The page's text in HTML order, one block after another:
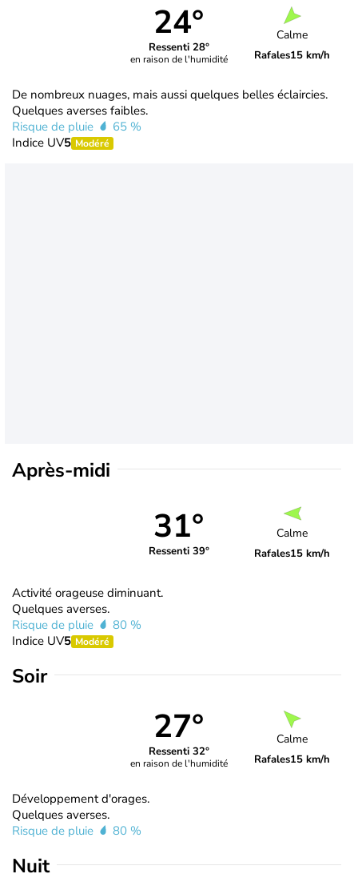
24°
Ressenti 28°
en raison de l'humidité
Calme
Rafales15 km/h
De nombreux nuages, mais aussi quelques belles éclaircies.
Quelques averses faibles.
Risque de pluie
65 %
Indice UV5 Modéré
Après-midi
31°
Ressenti 39°
Calme
Rafales15 km/h
Activité orageuse diminuant.
Quelques averses.
Risque de pluie
80 %
Indice UV5 Modéré
Soir
27°
Ressenti 32°
en raison de l'humidité
Calme
Rafales15 km/h
Développement d'orages.
Quelques averses.
Risque de pluie
80 %
Nuit